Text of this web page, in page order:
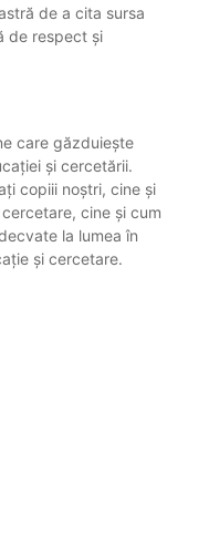
de a cita sursa
de respect și
care găzduiește
și cercetării.
copiii noștri, cine și
cine și cum
la lumea în
și cercetare.